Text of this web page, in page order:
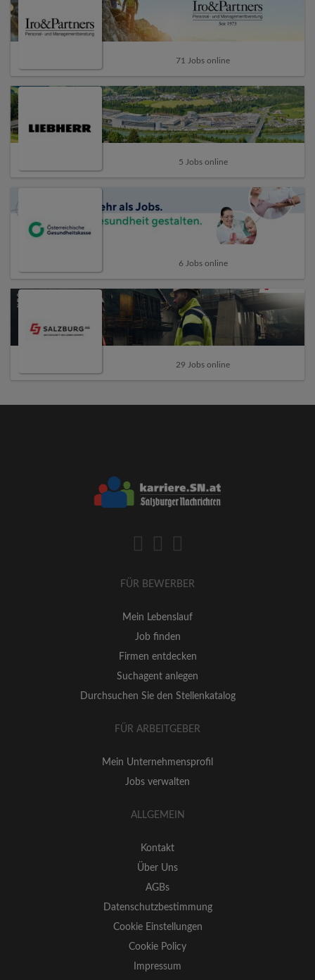
71 Jobs online
5 Jobs online
6 Jobs online
29 Jobs online
FÜR BEWERBER
Mein Lebenslauf
Job finden
Firmen entdecken
Suchagent anlegen
Durchsuchen Sie den Stellenkatalog
FÜR ARBEITGEBER
Mein Unternehmensprofil
Jobs verwalten
ALLGEMEIN
Kontakt
Über Uns
AGBs
Datenschutzbestimmung
Cookie Einstellungen
Cookie Policy
Impressum